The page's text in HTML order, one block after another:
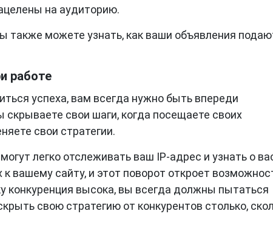
на аудиторию.
также можете узнать, как ваши объявления
работе
успеха, вам всегда нужно быть впереди
скрываете свои шаги, когда посещаете своих
свои стратегии.
легко отслеживать ваш IP-адрес и узнать о
вашему сайту, и этот поворот откроет
конкуренция высока, вы всегда должны пытаться
свою стратегию от конкурентов столько,